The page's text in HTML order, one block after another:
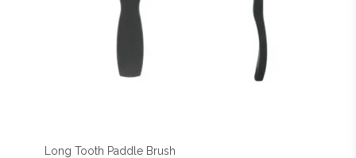
Long Tooth Paddle Brush